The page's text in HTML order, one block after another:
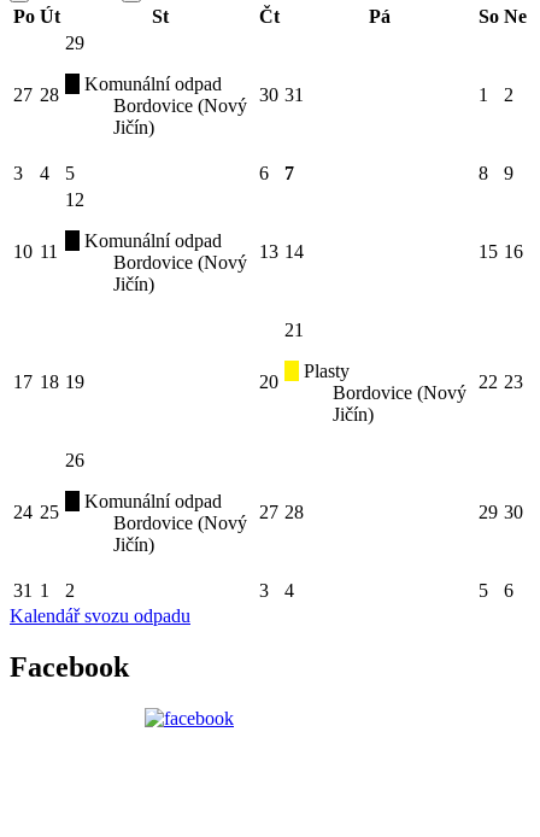
Po Út St Čt Pá So Ne
27 28
29
Komunální odpad
Bordovice (Nový
Jičín)
30 31 1 2
3 4 5 6 7 8 9
10 11
12
Komunální odpad
Bordovice (Nový
Jičín)
13 14 15 16
17 18 19 20
21
Plasty
Bordovice (Nový
Jičín)
22 23
24 25
26
Komunální odpad
Bordovice (Nový
Jičín)
27 28 29 30
31 1 2 3 4 5
6
Kalendář svozu odpadu
Facebook